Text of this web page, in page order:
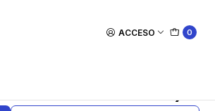
ACCESO 0
with AI